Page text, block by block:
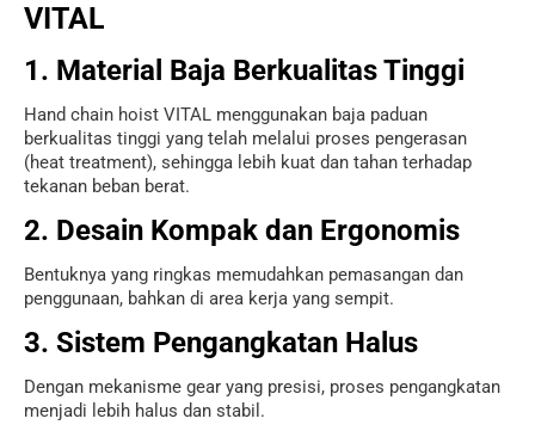
VITAL
1. Material Baja Berkualitas Tinggi
Hand chain hoist VITAL menggunakan baja paduan
berkualitas tinggi yang telah melalui proses pengerasan
(heat treatment), sehingga lebih kuat dan tahan terhadap
tekanan beban berat.
2. Desain Kompak dan Ergonomis
Bentuknya yang ringkas memudahkan pemasangan dan
penggunaan, bahkan di area kerja yang sempit.
3. Sistem Pengangkatan Halus
Dengan mekanisme gear yang presisi, proses pengangkatan
menjadi lebih halus dan stabil.